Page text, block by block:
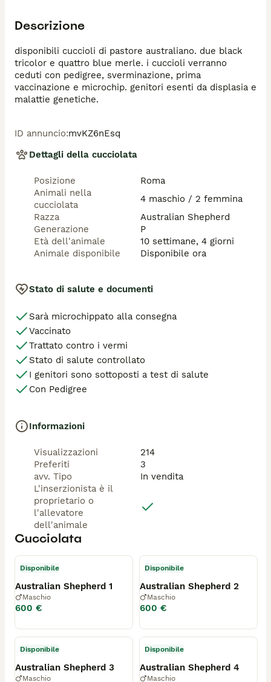
Descrizione
disponibili cuccioli di pastore australiano. due black
tricolor e quattro blue merle. i cuccioli verranno
ceduti con pedigree, sverminazione, prima
vaccinazione e microchip. genitori esenti da displasia e
malattie genetiche.
ID annuncio:mvKZ6nEsq
Dettagli della cucciolata
Posizione
Roma
Animali nella
cucciolata
4 maschio / 2 femmina
Razza
Australian Shepherd
Generazione
P
Età dell'animale
10 settimane, 4 giorni
Animale disponibile
Disponibile ora
Stato di salute e documenti
Sarà microchippato alla consegna
Vaccinato
Trattato contro i vermi
Stato di salute controllato
I genitori sono sottoposti a test di salute
Con Pedigree
Informazioni
Visualizzazioni
214
Preferiti
3
avv. Tipo
In vendita
L'inserzionista è il
proprietario o
l'allevatore
dell'animale
Cucciolata
Disponibile
Australian Shepherd 1
Maschio
600 €
Disponibile
Australian Shepherd 2
Maschio
600 €
Disponibile
Australian Shepherd 3
Maschio
Disponibile
Australian Shepherd 4
Maschio